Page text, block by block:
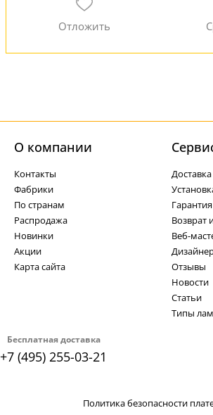
Бесплатная доставка
+7 (495) 255-03-21
О компании
Контакты
Фабрики
По странам
Распродажа
Новинки
Акции
Карта сайта
Возврат
Веб-
Отзывы
Новости
Статьи
Типы
Политика безопасности